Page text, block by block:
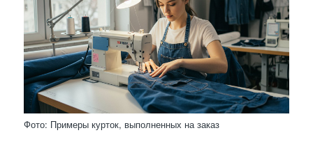
Фото: Примеры курток, выполненных на заказ